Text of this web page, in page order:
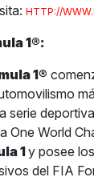
HTTP://
1®:
1®
serie
One World
1y posee
del FIA